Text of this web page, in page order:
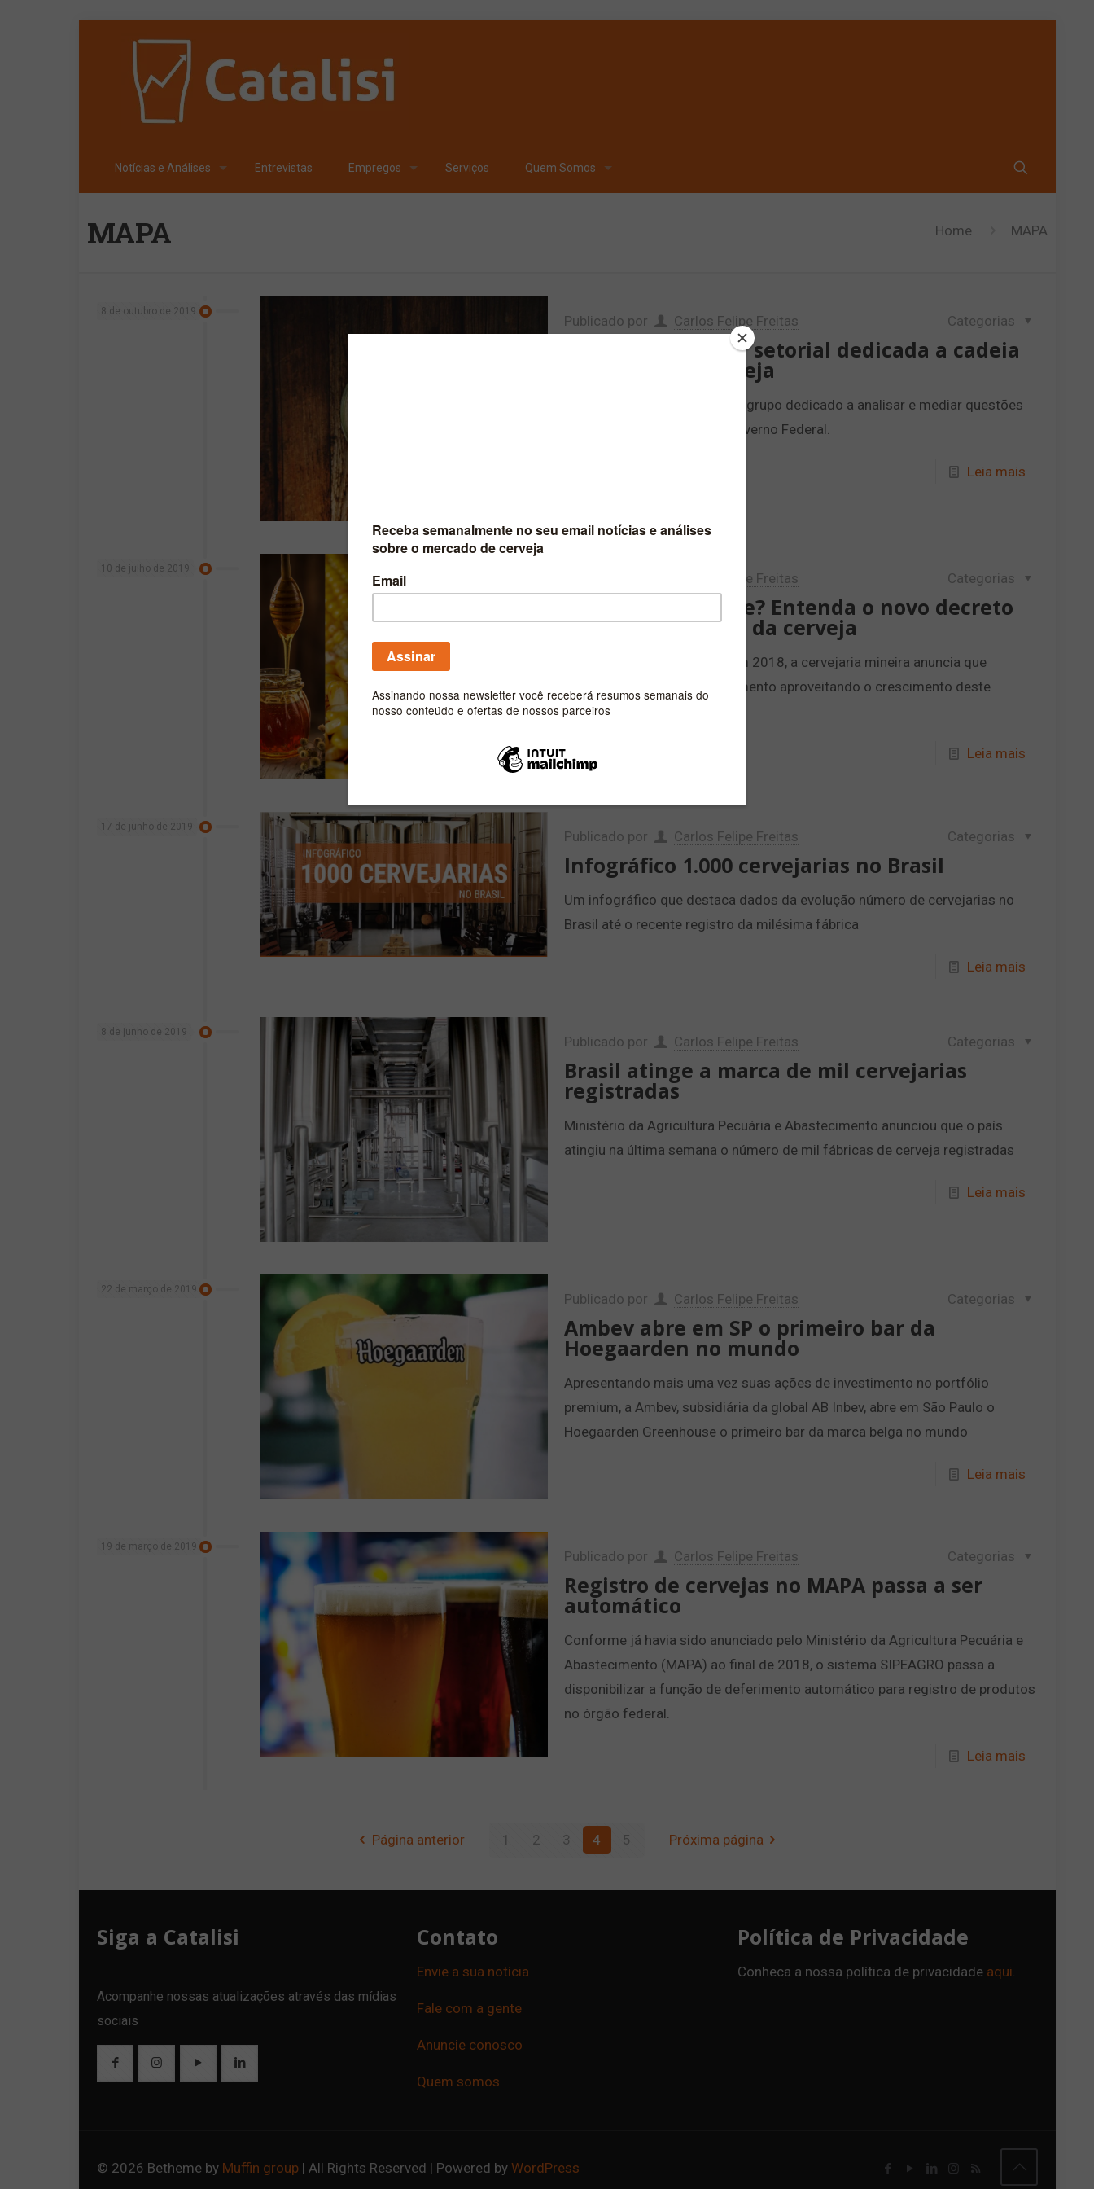
Notícias e Análises Entrevistas Empregos Serviços Quem Somos
MAPA Home MAPA
8 de outubro de 2019
Publicado por Carlos Felipe Freitas Categorias
MAPA cria câmara setorial dedicada a cadeia
produtiva da cerveja
Ministério do Agricultura terá grupo dedicado a analisar e mediar questões
do setor cervejeiro com o Governo Federal.
Leia mais
10 de julho de 2019
Carlos Felipe Freitas Categorias
Mel, milho, lactose? Entenda o novo decreto
sobre a qualidade da cerveja
Após lançar gim e whiskey em 2018, a cervejaria mineira anuncia que
expandirá o portfólio no segmento aproveitando o crescimento deste
mercado.
Leia mais
17 de junho de 2019
Publicado por Carlos Felipe Freitas Categorias
Infográfico 1.000 cervejarias no Brasil
Um infográfico que destaca dados da evolução número de cervejarias no
Brasil até o recente registro da milésima fábrica
Leia mais
8 de junho de 2019
Publicado por Carlos Felipe Freitas Categorias
Brasil atinge a marca de mil cervejarias
registradas
Ministério da Agricultura Pecuária e Abastecimento anunciou que o país
atingiu na última semana o número de mil fábricas de cerveja registradas
Leia mais
22 de março de 2019
Publicado por Carlos Felipe Freitas Categorias
Ambev abre em SP o primeiro bar da
Hoegaarden no mundo
Apresentando mais uma vez suas ações de investimento no portfólio
premium, a Ambev, subsidiária da global AB Inbev, abre em São Paulo o
Hoegaarden Greenhouse o primeiro bar da marca belga no mundo
Leia mais
19 de março de 2019
Publicado por Carlos Felipe Freitas Categorias
Registro de cervejas no MAPA passa a ser
automático
Conforme já havia sido anunciado pelo Ministério da Agricultura Pecuária e
Abastecimento (MAPA) ao final de 2018, o sistema SIPEAGRO passa a
disponibilizar a função de deferimento automático para registro de produtos
no órgão federal.
Leia mais
Página anterior 1 2 3 4 5 Próxima página
Siga a Catalisi
Acompanhe nossas atualizações através das mídias
sociais
Contato
Envie a sua notícia
Fale com a gente
Anuncie conosco
Quem somos
Política de Privacidade
Conheca a nossa política de privacidade aqui.
© 2026 Betheme by Muffin group | All Rights Reserved | Powered by WordPress